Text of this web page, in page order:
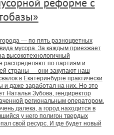
— по пять разноцветных
мусора. За каждым приезжает
высокотехнологичный
распределяют по партиям и
страны — они закупают наш
в Екатеринбурге практически
и даже заработал на них. Но это
Наталья Зубова, гендиректор
региональным оператором.
далека, а город находится в
у него полигон твердых
свой ресурс. И где будет новый